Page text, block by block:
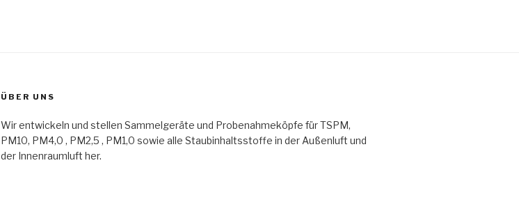
ÜBER UNS
Wir entwickeln und stellen Sammelgeräte und Probenahmeköpfe für TSPM,
PM10, PM4,0 , PM2,5 , PM1,0 sowie alle Staubinhaltsstoffe in der Außenluft und
der Innenraumluft her.